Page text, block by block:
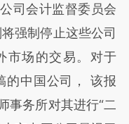
司会计监督委员会
强制停止这些公司
市场的交易。对于
的中国公司， 该报
事务所对其进行“二